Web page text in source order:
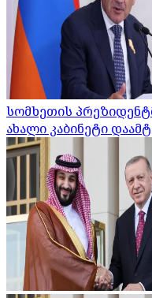
სომხეთის
ახალი კაბინეტი